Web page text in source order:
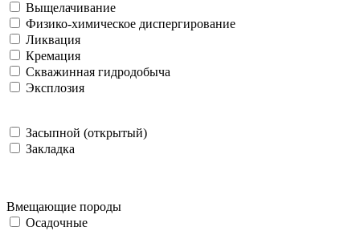
Выщелачивание
Физико-химическое диспергирование
Ликвация
Кремация
Скважинная гидродобыча
Эксплозия
Засыпной (открытый)
Закладка
Вмещающие породы
Осадочные